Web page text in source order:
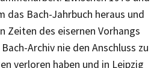
das Bach-Jahrbuch heraus und
Zeiten des eisernen Vorhangs
Archiv nie den Anschluss zu
verloren haben und in Leipzig